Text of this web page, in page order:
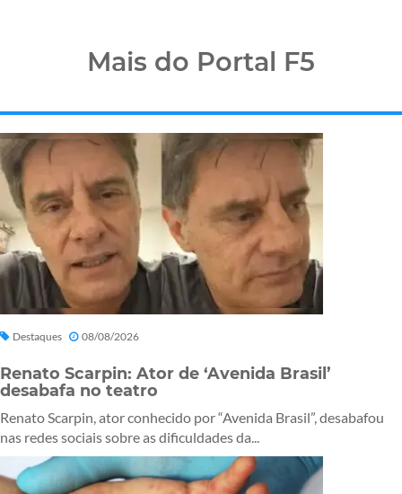
Mais do Portal F5
Destaques 08/08/2026
Renato Scarpin: Ator de ‘Avenida Brasil’
desabafa no teatro
Renato Scarpin, ator conhecido por “Avenida Brasil”, desabafou
nas redes sociais sobre as dificuldades da...